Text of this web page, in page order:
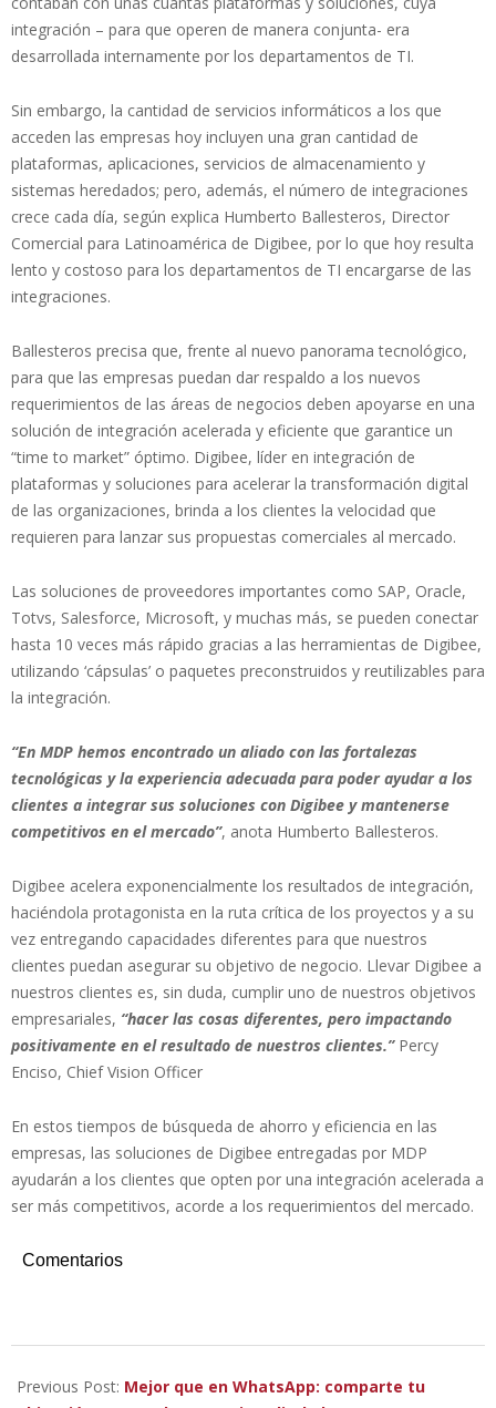
integración – para que operen de manera conjunta- era
desarrollada internamente por los departamentos de TI.
Sin embargo, la cantidad de servicios informáticos a los que
acceden las empresas hoy incluyen una gran cantidad de
plataformas, aplicaciones, servicios de almacenamiento y
sistemas heredados; pero, además, el número de integraciones
crece cada día, según explica Humberto Ballesteros, Director
Comercial para Latinoamérica de Digibee, por lo que hoy resulta
lento y costoso para los departamentos de TI encargarse de las
integraciones.
Ballesteros precisa que, frente al nuevo panorama tecnológico,
para que las empresas puedan dar respaldo a los nuevos
requerimientos de las áreas de negocios deben apoyarse en una
solución de integración acelerada y eficiente que garantice un
“time to market” óptimo. Digibee, líder en integración de
plataformas y soluciones para acelerar la transformación digital
de las organizaciones, brinda a los clientes la velocidad que
requieren para lanzar sus propuestas comerciales al mercado.
Las soluciones de proveedores importantes como SAP, Oracle,
Totvs, Salesforce, Microsoft, y muchas más, se pueden conectar
hasta 10 veces más rápido gracias a las herramientas de Digibee,
utilizando ‘cápsulas’ o paquetes preconstruidos y reutilizables para
la integración.
“En MDP hemos encontrado un aliado con las fortalezas
tecnológicas y la experiencia adecuada para poder ayudar a los
clientes a integrar sus soluciones con Digibee y mantenerse
competitivos en el mercado”, anota Humberto Ballesteros.
Digibee acelera exponencialmente los resultados de integración,
haciéndola protagonista en la ruta crítica de los proyectos y a su
vez entregando capacidades diferentes para que nuestros
clientes puedan asegurar su objetivo de negocio. Llevar Digibee a
nuestros clientes es, sin duda, cumplir uno de nuestros objetivos
empresariales, “hacer las cosas diferentes, pero impactando
positivamente en el resultado de nuestros clientes.”Percy
Enciso, Chief Vision Officer
En estos tiempos de búsqueda de ahorro y eficiencia en las
empresas, las soluciones de Digibee entregadas por MDP
ayudarán a los clientes que opten por una integración acelerada a
ser más competitivos, acorde a los requerimientos del mercado.
Comentarios
11-
Previous Post: Mejor que en WhatsApp: comparte tu